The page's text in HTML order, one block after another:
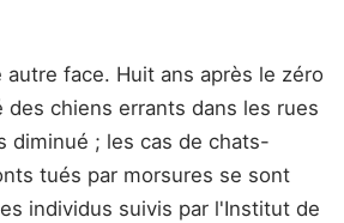
autre face. Huit ans après le zéro
des chiens errants dans les rues
diminué ; les cas de chats-
tués par morsures se sont
individus suivis par l'Institut de